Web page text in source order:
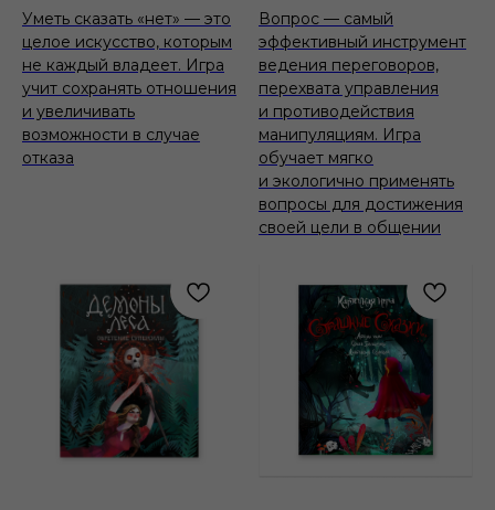
Уметь сказать «нет» — это
целое искусство, которым
не каждый владеет. Игра
учит сохранять отношения
и увеличивать
возможности в случае
отказа
Вопрос — самый
эффективный инструмент
ведения переговоров,
перехвата управления
и противодействия
манипуляциям. Игра
обучает мягко
и экологично применять
вопросы для достижения
своей цели в общении